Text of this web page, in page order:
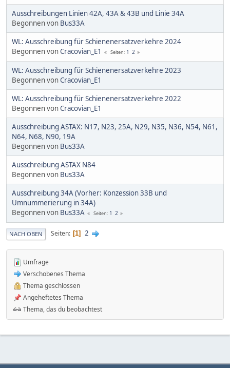
Ausschreibungen Linien 42A, 43A & 43B und Linie 34A
Begonnen von Bus33A
WL: Ausschreibung für Schienenersatzverkehre 2024
Begonnen vonCracovian_E1 Seiten 1 2
WL: Ausschreibung für Schienenersatzverkehre 2023
Begonnen vonCracovian_E1
WL: Ausschreibung für Schienenersatzverkehre 2022
Begonnen vonCracovian_E1
Ausschreibung ASTAX: N17, N23, 25A, N29, N35, N36, N54, N61,
N64, N68, N90, 19A
Begonnen von Bus33A
Ausschreibung ASTAX N84
Begonnen von Bus33A
Ausschreibung 34A (Vorher: Konzession 33B und
Umnummerierung in 34A)
Begonnen von Bus33A Seiten 1 2
NACH OBEN Seiten 1 2
Umfrage
Verschobenes Thema
Thema geschlossen
Angeheftetes Thema
Thema, das du beobachtest